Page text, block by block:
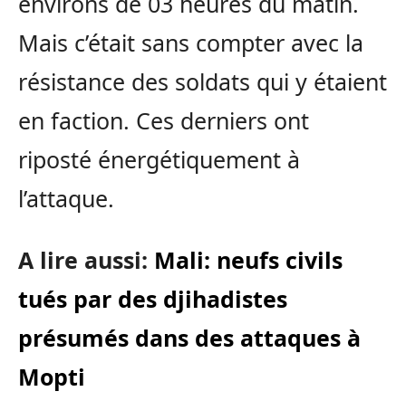
Mais c’était sans compter avec la
résistance des soldats qui y étaient
en faction. Ces derniers ont
riposté énergétiquement à
l’attaque.
A lire aussi: Mali: neufs civils
tués par des djihadistes
présumés dans des attaques à
Mopti